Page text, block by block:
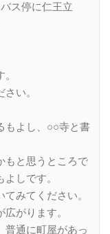
ス停に仁王立
い。
もよし、○○寺と書
もと思うところで
しです。
みてください。
がります。
普通に町屋があっ